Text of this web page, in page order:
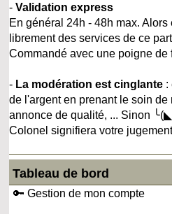
-Validation express
En général 24h - 48h max.
librement des services de ce
Commandé avec une poigne de
- La modération est cinglante :
de l'argent en prenant le soin
annonce de qualité, ... Sinon
Colonel signifiera votre
Tableau de bord
🔑 Gestion de mon compte